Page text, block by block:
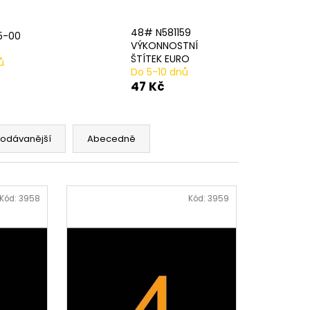
00
48# N581159
VÝKONNOSTNÍ
ŠTÍTEK EURO
Do 5-10 dnů
47 Kč
Abecedně
Kód: 3958 Kód: 3959